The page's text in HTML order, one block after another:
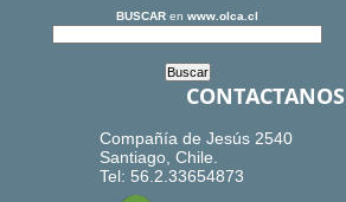
BUSCAR en www.olca.cl
CONTACTANOS
Compañía de Jesús 2540
Santiago, Chile.
Tel: 56.2.33654873